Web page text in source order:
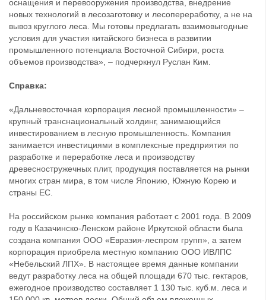
оснащения и перевооружения производства, внедрение
новых технологий в лесозаготовку и лесопереработку, а не на
вывоз круглого леса. Мы готовы предлагать взаимовыгодные
условия для участия китайского бизнеса в развитии
промышленного потенциала Восточной Сибири, роста
объемов производства», – подчеркнул Руслан Ким.
Справка:
«Дальневосточная корпорация лесной промышленности» –
крупный транснациональный холдинг, занимающийся
инвестированием в лесную промышленность. Компания
занимается инвестициями в комплексные предприятия по
разработке и переработке леса и производству
древесностружечных плит, продукция поставляется на рынки
многих стран мира, в том числе Японию, Южную Корею и
страны ЕС.
На российском рынке компания работает с 2001 года. В 2009
году в Казачинско-Ленском районе Иркутской области была
создана компания ООО «Евразия-леспром групп», а затем
корпорация приобрела местную компанию ООО ИВЛПС
«Небельский ЛПХ». В настоящее время данные компании
ведут разработку леса на общей площади 670 тыс. гектаров,
ежегодное производство составляет 1 130 тыс. куб.м. леса и